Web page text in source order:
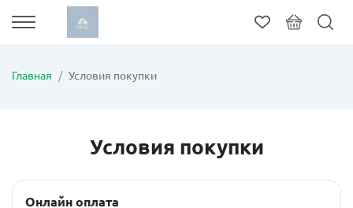
Главная Условия покупки
Условия покупки
Онлайн оплата